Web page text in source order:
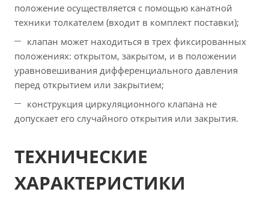
положение осуществляется с помощью канатной
техники толкателем (входит в комплект поставки);
клапан может находиться в трех фиксированных
положениях: открытом, закрытом, и в положении
уравновешивания дифференциального давления
перед открытием или закрытием;
конструкция циркуляционного клапана не
допускает его случайного открытия или закрытия.
ТЕХНИЧЕСКИЕ
ХАРАКТЕРИСТИКИ